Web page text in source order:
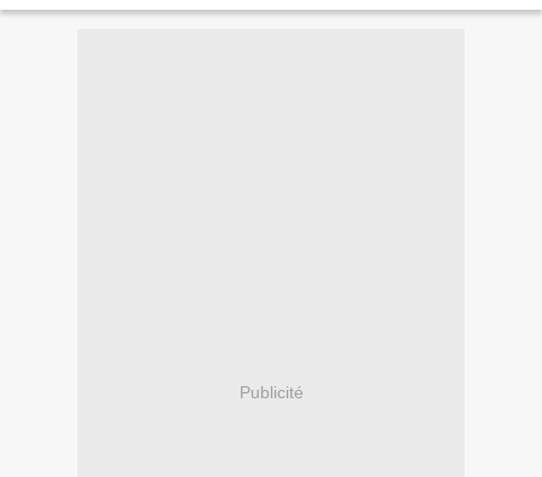
Publicité